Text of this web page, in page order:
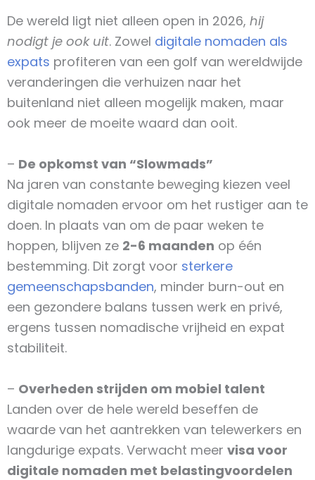
De wereld ligt niet alleen open in 2026, hij
nodigt je ook uit. Zowel digitale nomaden als
expats profiteren van een golf van wereldwijde
veranderingen die verhuizen naar het
buitenland niet alleen mogelijk maken, maar
ook meer de moeite waard dan ooit.
– De opkomst van “Slowmads”
Na jaren van constante beweging kiezen veel
digitale nomaden ervoor om het rustiger aan te
doen. In plaats van om de paar weken te
hoppen, blijven ze 2-6 maanden op één
bestemming. Dit zorgt voor sterkere
gemeenschapsbanden, minder burn-out en
een gezondere balans tussen werk en privé,
ergens tussen nomadische vrijheid en expat
stabiliteit.
– Overheden strijden om mobiel talent
Landen over de hele wereld beseffen de
waarde van het aantrekken van telewerkers en
langdurige expats. Verwacht meer visa voor
digitale nomaden met belastingvoordelen